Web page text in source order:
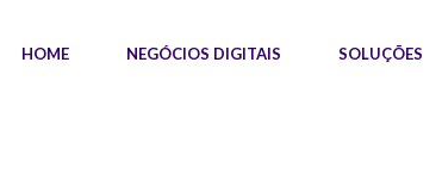
HOME NEGÓCIOS DIGITAIS SOLUÇÕES